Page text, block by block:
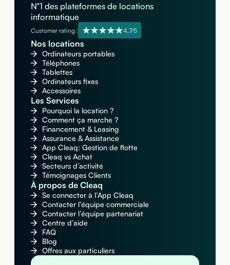
N°1 des plateformes de locations
informatique
Customer rating : 4,7/5
Nos locations
Ordinateurs portables
Téléphones
Tablettes
Ordinateurs fixes
Accessoires
Les Services
Pourquoi la location ?
Comment ça marche ?
Financement & Leasing
Assurance & Assistance
App Cleaq: Gestion de flotte
Cleaq vs Achat
Secteurs d’activité
Témoignages Clients
À propos de Cleaq
Se connecter à l’App Cleaq
Contacter l’équipe commerciale
Contacter l’équipe partenariat
Centre d’aide
FAQ
Blog
Offres aux particuliers